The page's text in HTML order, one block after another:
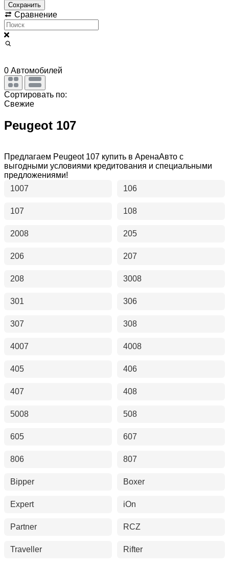
Сохранить
Сравнение
0 Автомобилей
Сортировать по:
Свежие
Peugeot 107
Предлагаем Peugeot 107 купить в АренаАвто с
выгодными условиями кредитования и специальными
предложениями!
1007
106
107 108
2008 205
206 207
208 3008
301 306
307 308
4007 4008
405 406
407 408
5008 508
605 607
806 807
Bipper Boxer
Expert iOn
Partner RCZ
Traveller Rifter